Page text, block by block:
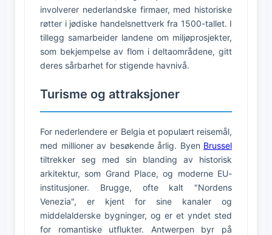
involverer nederlandske firmaer, med historiske
røtter i jødiske handelsnettverk fra 1500-tallet. I
tillegg samarbeider landene om miljøprosjekter,
som bekjempelse av flom i deltaområdene, gitt
deres sårbarhet for stigende havnivå.
Turisme og attraksjoner
For nederlendere er Belgia et populært reisemål,
med millioner av besøkende årlig. Byen Brussel
tiltrekker seg med sin blanding av historisk
arkitektur, som Grand Place, og moderne EU-
institusjoner. Brugge, ofte kalt "Nordens
Venezia", er kjent for sine kanaler og
middelalderske bygninger, og er et yndet sted
for romantiske utflukter. Antwerpen byr på